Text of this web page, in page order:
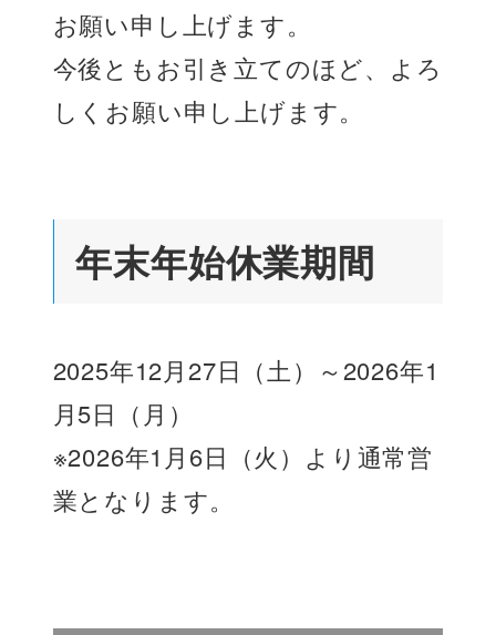
お願い申し上げます。
今後ともお引き立てのほど、よろ
しくお願い申し上げます。
年末年始休業期間
2025年12月27日（土）～2026年1
月5日（月）
※2026年1月6日（火）より通常営
業となります。